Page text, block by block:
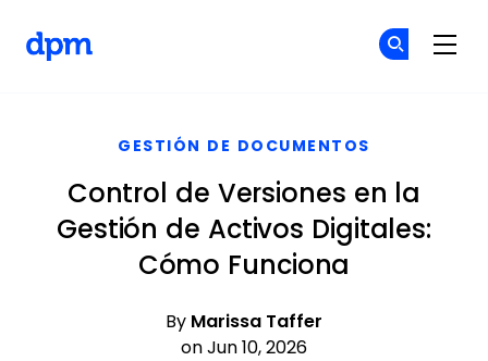
GESTIÓN DE DOCUMENTOS
Control de Versiones en la
Gestión de Activos Digitales:
Cómo Funciona
By Marissa Taffer
on Jun 10, 2026